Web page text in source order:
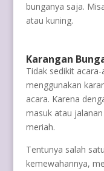
bunganya saja.
atau kuning.
Karangan
Tidak sedikit
menggunakan
acara. Karena
masuk atau
meriah.
Tentunya salah
kemewahannya,